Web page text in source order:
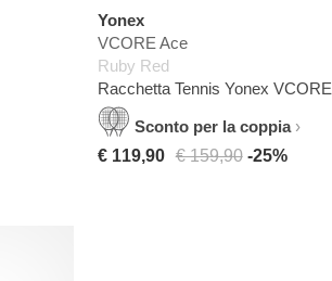
Yonex
VCORE Ace
Ruby Red
Racchetta Tennis Yonex VCORE
Sconto per la coppia
€ 119,90 € 159,90 -25%